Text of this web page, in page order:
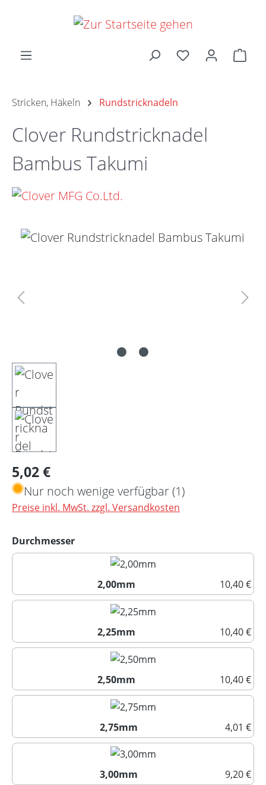
Zum Hauptinhalt springen
Stricken, Häkeln Rundstricknadeln
Clover Rundstricknadel
Bambus Takumi
Bildergalerie überspringen
Regulärer Preis:
5,02 €
Nur noch wenige verfügbar (1)
Preise inkl. MwSt. zzgl. Versandkosten
Durchmesserauswählen
2,00mm
10,40 €
2,00mm
2,25mm
10,40 €
2,25mm
2,50mm
10,40 €
2,50mm
2,75mm
4,01 €
2,75mm
3,00mm
9,20 €